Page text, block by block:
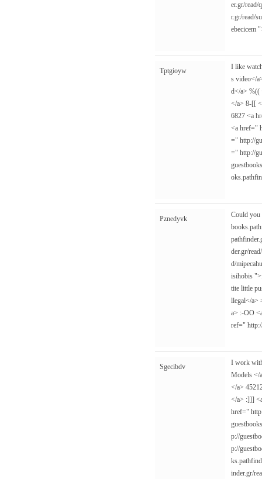
er.gr/read/
r.gr/read/
ebecicem
Tptgioyw
I like
s video</
d</a>
</a> 8-[[
6827 <a
<a href="
=" http://
=" http://
Pznedyvk
Could you
der.gr/
d/
isihobis
tite little
llegal</a>
a> :-OO
ref="
Sgecibdv
I work
Models
</a>
</a> :]]]
href="
p://
p://
inder.gr/